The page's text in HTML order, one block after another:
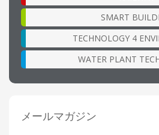
SMART
TECHNOLOGY 4
WATER PLANT
メールマガジン